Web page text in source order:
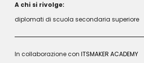
A chi si rivolge:
diplomati di scuola secondaria superiore
In collaborazione con ITSMAKER ACADEMY